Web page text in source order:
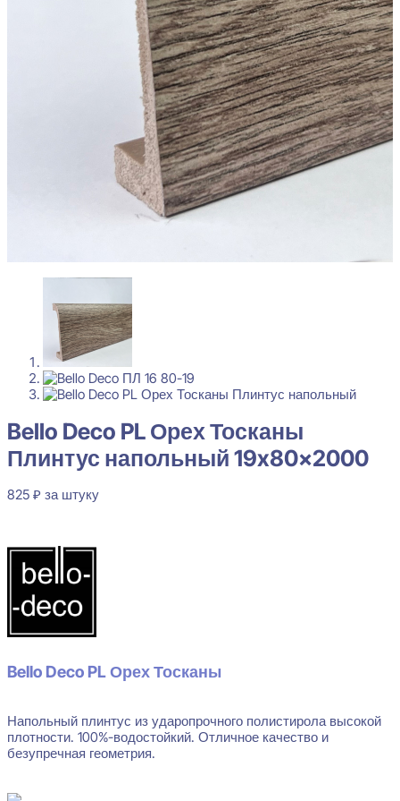
Bello Deco PL Орех Тосканы
Плинтус напольный 19x80x2000
825 ₽ за штуку
Bello Deco PL Орех Тосканы
Напольный плинтус из ударопрочного полистирола высокой
плотности. 100%-водостойкий. Отличное качество и
безупречная геометрия.